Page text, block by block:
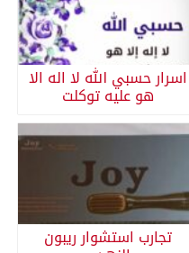
اسرار حسبي الله لا اله الا
هو عليه توكلت
تجارب استشوار ريبون